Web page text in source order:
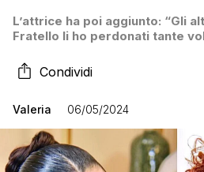
L’attrice ha poi aggiunto: “Gli
Fratello li ho perdonati tante
Condividi
Valeria 06/05/2024